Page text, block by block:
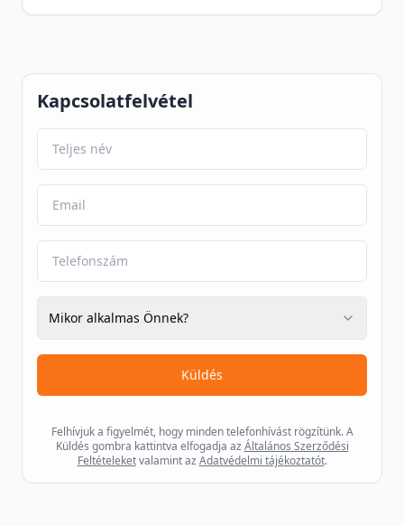
Kapcsolatfelvétel
Mikor alkalmas Önnek?
Küldés
Felhívjuk a figyelmét, hogy minden telefonhívást rögzítünk. A
Küldés gombra kattintva elfogadja az Általános Szerződési
Feltételeket valamint az Adatvédelmi tájékoztatót.